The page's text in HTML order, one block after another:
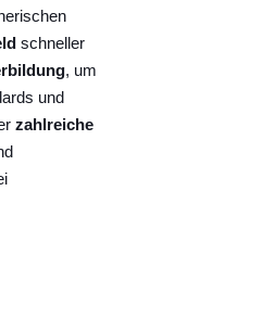
schneller
, um
und
zahlreiche